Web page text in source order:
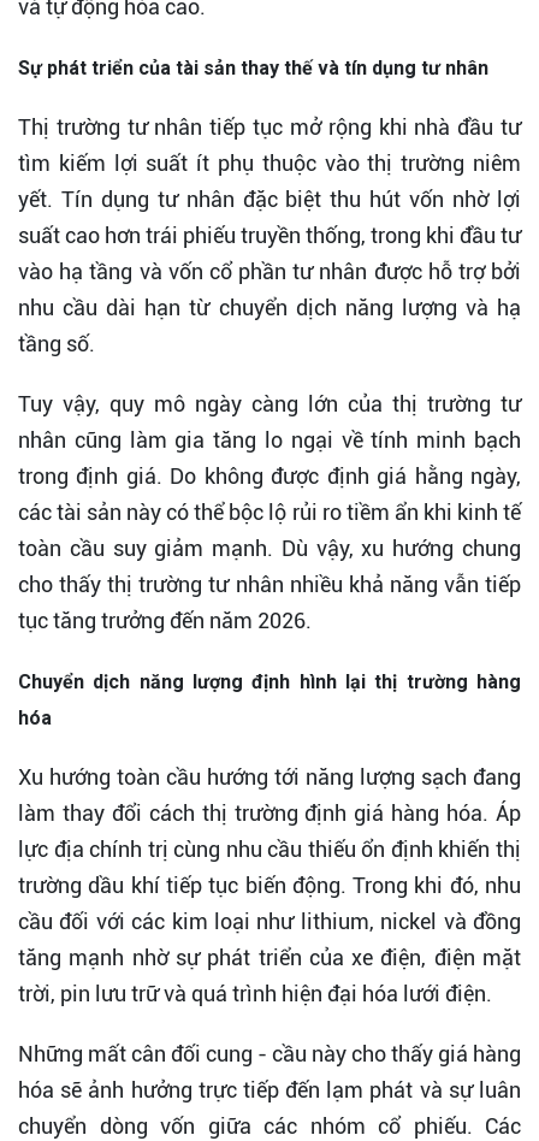
và tự động hóa cao.
Sự phát triển của tài sản thay thế và tín dụng tư nhân
Thị trường tư nhân tiếp tục mở rộng khi nhà đầu tư
tìm kiếm lợi suất ít phụ thuộc vào thị trường niêm
yết. Tín dụng tư nhân đặc biệt thu hút vốn nhờ lợi
suất cao hơn trái phiếu truyền thống, trong khi đầu tư
vào hạ tầng và vốn cổ phần tư nhân được hỗ trợ bởi
nhu cầu dài hạn từ chuyển dịch năng lượng và hạ
tầng số.
Tuy vậy, quy mô ngày càng lớn của thị trường tư
nhân cũng làm gia tăng lo ngại về tính minh bạch
trong định giá. Do không được định giá hằng ngày,
các tài sản này có thể bộc lộ rủi ro tiềm ẩn khi kinh tế
toàn cầu suy giảm mạnh. Dù vậy, xu hướng chung
cho thấy thị trường tư nhân nhiều khả năng vẫn tiếp
tục tăng trưởng đến năm 2026.
Chuyển dịch năng lượng định hình lại thị trường hàng
hóa
Xu hướng toàn cầu hướng tới năng lượng sạch đang
làm thay đổi cách thị trường định giá hàng hóa. Áp
lực địa chính trị cùng nhu cầu thiếu ổn định khiến thị
trường dầu khí tiếp tục biến động. Trong khi đó, nhu
cầu đối với các kim loại như lithium, nickel và đồng
tăng mạnh nhờ sự phát triển của xe điện, điện mặt
trời, pin lưu trữ và quá trình hiện đại hóa lưới điện.
Những mất cân đối cung - cầu này cho thấy giá hàng
hóa sẽ ảnh hưởng trực tiếp đến lạm phát và sự luân
chuyển dòng vốn giữa các nhóm cổ phiếu. Các